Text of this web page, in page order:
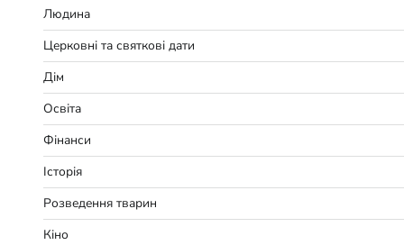
Людина
Церковні та святкові дати
Дім
Освіта
Фінанси
Історія
Розведення тварин
Кіно